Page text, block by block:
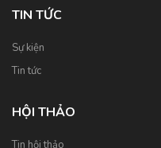
TIN TỨC
Sự kiện
Tin tức
HỘI THẢO
Tin hội thảo